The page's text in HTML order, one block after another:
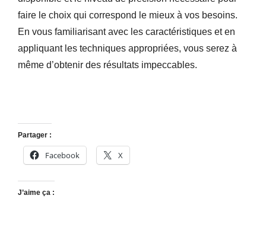
faire le choix qui correspond le mieux à vos besoins.
En vous familiarisant avec les caractéristiques et en
appliquant les techniques appropriées, vous serez à
même d’obtenir des résultats impeccables.
Partager :
Facebook X
J’aime ça :